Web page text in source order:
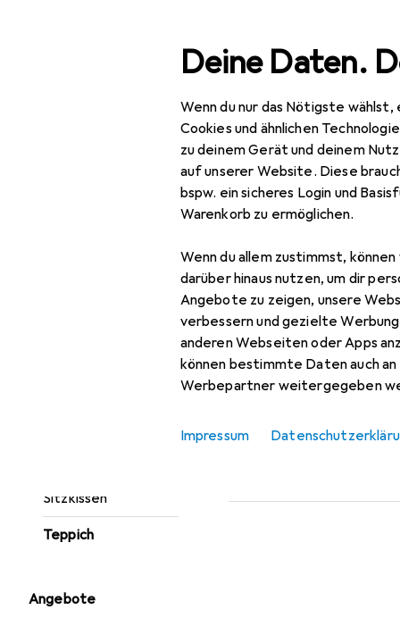
Deine Daten.
Wenn du nur das Nötigste
Cookies und ähnlichen
zu deinem Gerät und deinem
auf unserer Website. Diese
bspw. ein sicheres Login und
Warenkorb zu ermöglichen.
Wenn du allem zustimmst,
darüber hinaus nutzen, um dir
Angebote zu zeigen, unsere
verbessern und gezielte
anderen Webseiten oder Apps
können bestimmte Daten auch
Werbepartner weitergegeben
Impressum
Navigation nach Kategorien
Sitzkissen
Teppich
Angebote
Gesamtsortiment
Zubehör
Hier findest du
Reinigungsmittel.